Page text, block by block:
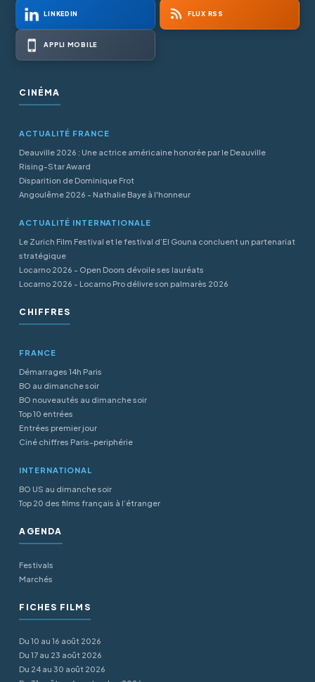
LINKEDIN FLUX RSS
APPLI MOBILE
CINÉMA
ACTUALITÉ FRANCE
Deauville 2026 : Une actrice américaine honorée par le Deauville
Rising-Star Award
Disparition de Dominique Frot
Angoulême 2026 - Nathalie Baye à l'honneur
ACTUALITÉ INTERNATIONALE
Le Zurich Film Festival et le festival d’El Gouna concluent un partenariat
stratégique
Locarno 2026 - Open Doors dévoile ses lauréats
Locarno 2026 - Locarno Pro délivre son palmarès 2026
CHIFFRES
FRANCE
Démarrages 14h Paris
BO au dimanche soir
BO nouveautés au dimanche soir
Top 10 entrées
Entrées premier jour
Ciné chiffres Paris-periphérie
INTERNATIONAL
BO US au dimanche soir
Top 20 des films français à l’étranger
AGENDA
Festivals
Marchés
FICHES FILMS
Du 10 au 16 août 2026
Du 17 au 23 août 2026
Du 24 au 30 août 2026